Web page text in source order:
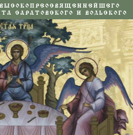
САРАТОВСКОГО И ВОЛЬСКОГО